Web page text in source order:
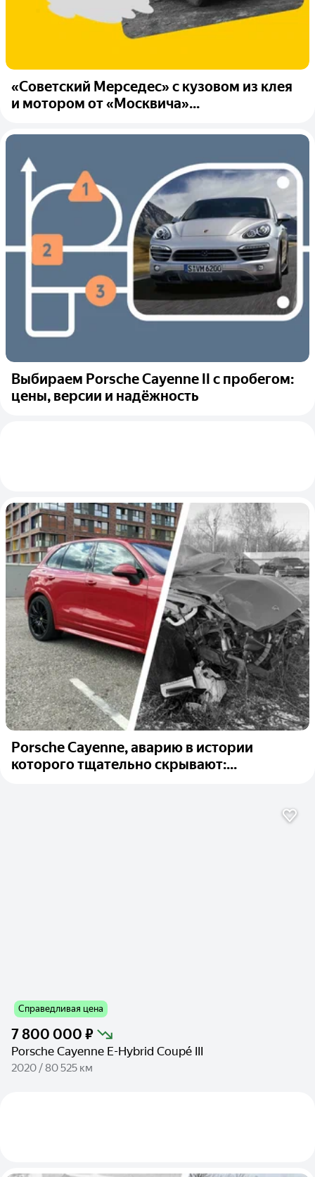
«Советский Мерседес» с кузовом из клея
и мотором от «Москвича»...
Выбираем Porsche Cayenne II с пробегом:
цены, версии и надёжность
Porsche Cayenne, аварию в истории
которого тщательно скрывают:...
Справедливая цена
7 800 000 ₽
Porsche Cayenne E-Hybrid Coupé III
2020 / 80 525 км